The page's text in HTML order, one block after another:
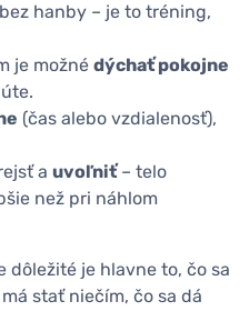
bez hanby – je to tréning,
je možné dýchať pokojne
(čas alebo vzdialenosť),
a uvoľniť– telo
než pri náhlom
dôležité je hlavne to, čo sa
stať niečím, čo sa dá